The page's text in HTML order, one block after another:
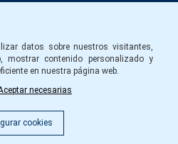
datos sobre nuestros visitantes,
mostrar contenido personalizado y
en nuestra página web.
necesarias
cookies